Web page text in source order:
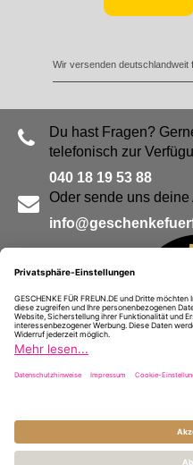
Wir versenden deutschlandweit
Du hast Fragen?
telefonisch zur
040 18 19 53 88
Oder sende uns